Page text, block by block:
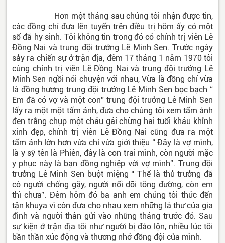
Hơn một tháng sau chúng tôi nhận được tin,
các đồng chí đưa lên tuyến trên điều trị hôm ấy có một
số đã hy sinh. Tôi không tin trong đó có chính trị viên Lê
Đồng Nai và trung đội trưởng Lê Minh Sen. Trước ngày
sảy ra chiến sự ở trận địa, đêm 17 tháng 1 năm 1970 tôi
cùng chính trị viên Lê Đồng Nai và trung đội trưởng Lê
Minh Sen ngồi nói chuyện với nhau, Vừa là đồng chí vừa
là đồng hương trung đội trưởng Lê Minh Sen bọc bạch “
Em đã có vợ và một con” trung đội trưởng Lê Minh Sen
lấy ra một một tấm ảnh, đưa cho chúng tôi xem tấm ảnh
đen trắng chụp một cháu gái chừng hai tuổi kháu khỉnh
xinh đẹp, chính trị viên Lê Đồng Nai cũng đưa ra một
tấm ảnh lớn hơn vừa chỉ vừa giới thiệu “ Đây là vợ mình,
là y sỹ tên là Phiên, đây là con trai mình, còn người mặc
y phục này là bạn đồng nghiệp với vợ mình”. Trung đội
trưởng Lê Minh Sen buột miệng “ Thế là thủ trưởng đã
có người chống gậy, người nối dõi tông đường, còn em
thì chưa”. Đêm hôm đó ba anh em chúng tôi thức đến
tận khuya vì còn đưa cho nhau xem những lá thư của gia
đình và người thân gửi vào những tháng trước đó. Sau
sự kiện ở trận địa tôi như người bị đảo lộn, nhiều lúc tôi
bần thần xúc động và thương nhớ đồng đội của mình.